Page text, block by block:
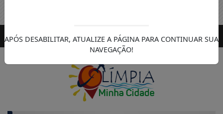
Entrar
APÓS DESABILITAR, ATUALIZE A PÁGINA PARA CONTINUAR SUA
NAVEGAÇÃO!